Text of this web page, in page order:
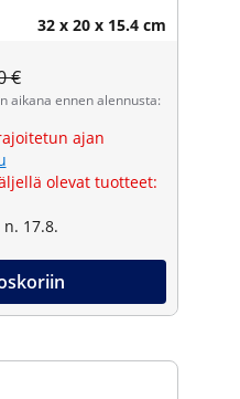
32 x 20 x 15.4 cm
€
aikana ennen alennusta:
ajan
olevat tuotteet:
n. 17.8.